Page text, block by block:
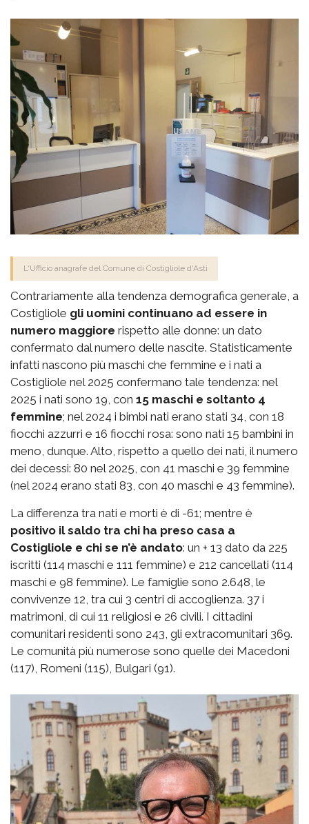
L'Ufficio anagrafe del Comune di Costigliole d'Asti
Contrariamente alla tendenza demografica generale, a
Costigliole gli uomini continuano ad essere in
numero maggiore rispetto alle donne: un dato
confermato dal numero delle nascite. Statisticamente
infatti nascono più maschi che femmine e i nati a
Costigliole nel 2025 confermano tale tendenza: nel
2025 i nati sono 19, con 15 maschi e soltanto 4
femmine; nel 2024 i bimbi nati erano stati 34, con 18
fiocchi azzurri e 16 fiocchi rosa: sono nati 15 bambini in
meno, dunque. Alto, rispetto a quello dei nati, il numero
dei decessi: 80 nel 2025, con 41 maschi e 39 femmine
(nel 2024 erano stati 83, con 40 maschi e 43 femmine).
La differenza tra nati e morti è di -61; mentre è
positivo il saldo tra chi ha preso casa a
Costigliole e chi se n’è andato: un + 13 dato da 225
iscritti (114 maschi e 111 femmine) e 212 cancellati (114
maschi e 98 femmine). Le famiglie sono 2.648, le
convivenze 12, tra cui 3 centri di accoglienza. 37 i
matrimoni, di cui 11 religiosi e 26 civili. I cittadini
comunitari residenti sono 243, gli extracomunitari 369.
Le comunità più numerose sono quelle dei Macedoni
(117), Romeni (115), Bulgari (91).